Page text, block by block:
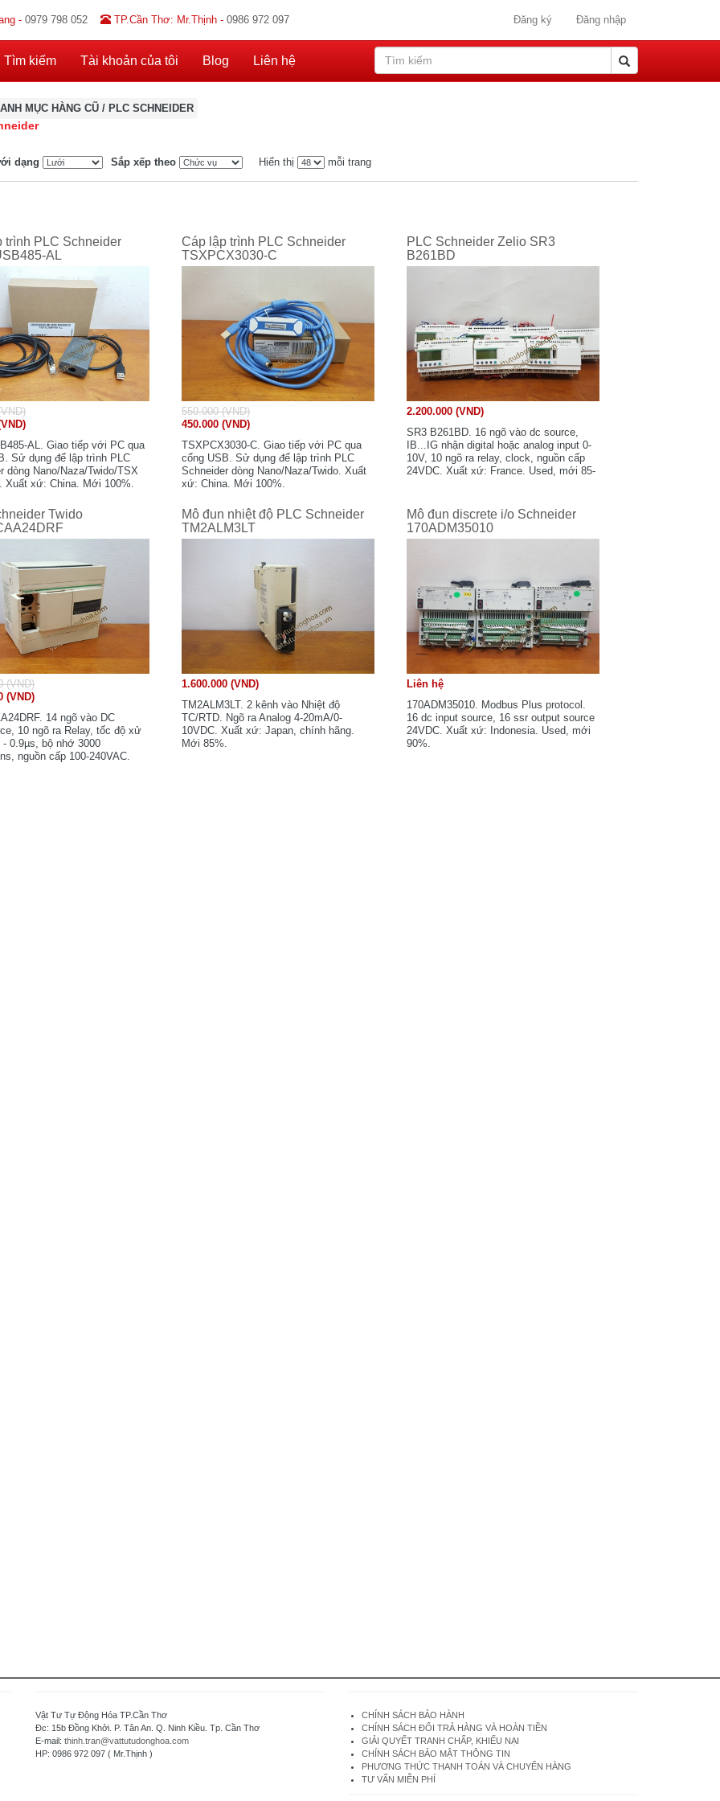
- 0979 798 052 TP.Cần Thơ: Mr.Thịnh - 0986 972 097 Đăng ký Đăng nhập
Tìm kiếm Tài khoản của tôi Blog Liên hệ
MỤC HÀNG CŨ/ PLC SCHNEIDER
dạng Sắp xếp theo Hiển thị mỗi trang
trình PLC Schneider
AL
AL. Giao tiếp với PC qua
Sử dụng để lập trình PLC
dòng Nano/Naza/Twido/TSX
Xuất xứ: China. Mới 100%.
Cáp lập trình PLC Schneider
TSXPCX3030-C
550.000 (VND)
450.000 (VND)
TSXPCX3030-C. Giao tiếp với PC qua
cổng USB. Sử dụng để lập trình PLC
Schneider dòng Nano/Naza/Twido. Xuất
xứ: China. Mới 100%.
PLC Schneider Zelio SR3
B261BD
2.200.000 (VND)
SR3 B261BD. 16 ngõ vào dc source,
IB...IG nhận digital hoặc analog input 0-
10V, 10 ngõ ra relay, clock, nguồn cấp
24VDC. Xuất xứ: France. Used, mới 85-
Twido
(VND)
(VND)
14 ngõ vào DC
10 ngõ ra Relay, tốc độ xử
- 0.9µs, bộ nhớ 3000
nguồn cấp 100-240VAC.
Mô đun nhiệt độ PLC Schneider
TM2ALM3LT
1.600.000 (VND)
TM2ALM3LT. 2 kênh vào Nhiệt độ
TC/RTD. Ngõ ra Analog 4-20mA/0-
10VDC. Xuất xứ: Japan, chính hãng.
Mới 85%.
Mô đun discrete i/o Schneider
170ADM35010
Liên hệ
170ADM35010. Modbus Plus protocol.
16 dc input source, 16 ssr output source
24VDC. Xuất xứ: Indonesia. Used, mới
90%.
Vật Tư Tự Động Hóa TP.Cần Thơ
Đc: 15b Đồng Khởi. P. Tân An. Q. Ninh Kiều. Tp. Cần Thơ
E-mail: thinh.tran@vattutudonghoa.com
HP: 0986 972 097 ( Mr.Thịnh )
CHÍNH SÁCH BẢO HÀNH
CHÍNH SÁCH ĐỔI TRẢ HÀNG VÀ HOÀN TIỀN
GIẢI QUYẾT TRANH CHẤP, KHIẾU NẠI
CHÍNH SÁCH BẢO MẬT THÔNG TIN
PHƯƠNG THỨC THANH TOÁN VÀ CHUYỂN HÀNG
TƯ VẤN MIỄN PHÍ